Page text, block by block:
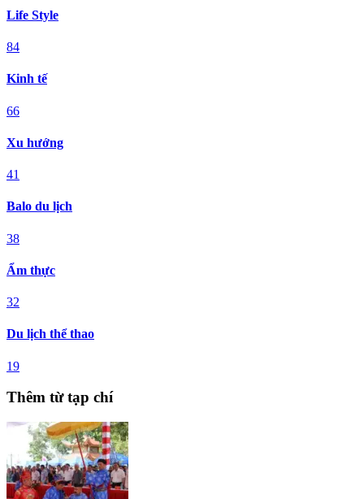
Life Style
84
Kinh tế
66
Xu hướng
41
Balo du lịch
38
Ẩm thực
32
Du lịch thể thao
19
Thêm từ tạp chí